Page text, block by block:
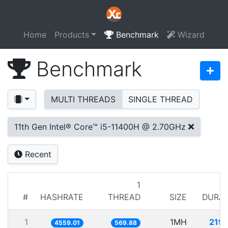
Home Products Benchmark Wizard
Benchmark
MULTI THREADS SINGLE THREAD
11th Gen Intel® Core™ i5-11400H @ 2.70GHz
Recent
# HASHRATE
1
THREAD
SIZE
1 4559.01 569.88 1MH